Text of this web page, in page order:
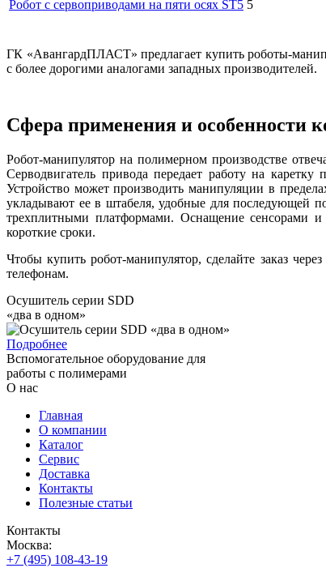
Робот с сервоприводами на пяти осях ST5 5
ГК «АвангардПЛАСТ» предлагает купить роботы-
с более дорогими аналогами западных производителей.
Сфера применения и особенности
Робот-манипулятор на полимерном производстве
Серводвигатель привода передает работу на
Устройство может производить манипуляции в
укладывают ее в штабеля, удобные для последующей
трехплитными платформами. Оснащение сенсорами и
короткие сроки.
Чтобы купить робот-манипулятор, сделайте заказ через
телефонам.
Осушитель серии SDD
«два в одном»
Подробнее
Вспомогательное оборудование для
работы с полимерами
О нас
Главная
О компании
Каталог
Сервис
Доставка
Контакты
Полезные статьи
Контакты
Москва:
+7 (495) 108-43-19